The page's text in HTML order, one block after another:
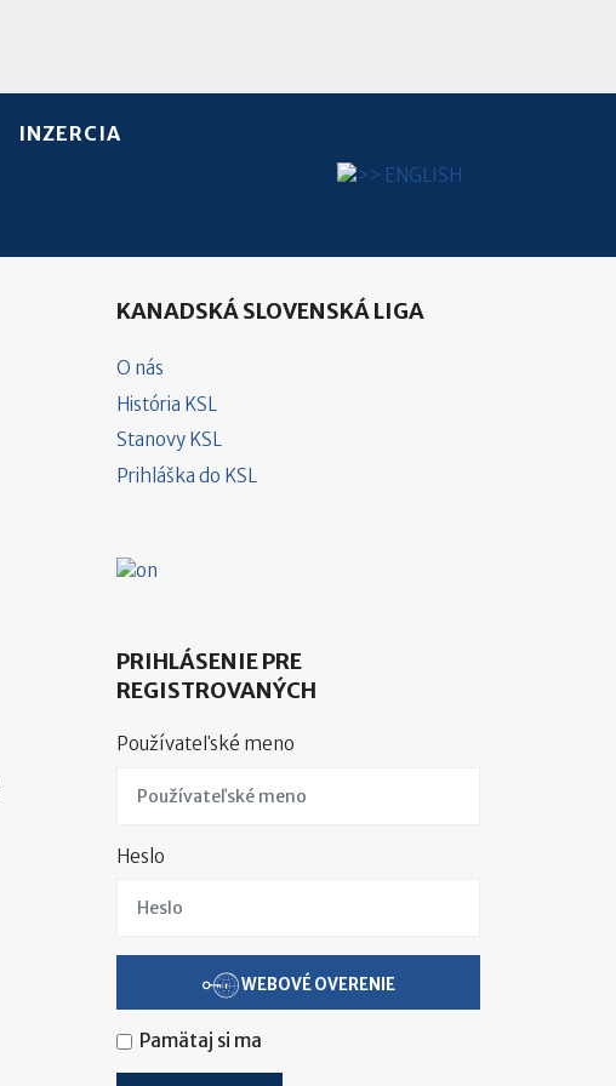
INZERCIA
Vyberte váš jazyk
KANADSKÁ SLOVENSKÁ LIGA
O nás
História KSL
Stanovy KSL
Prihláška do KSL
PRIHLÁSENIE PRE
REGISTROVANÝCH
Používateľské meno
Heslo
WEBOVÉ OVERENIE
Pamätaj si ma